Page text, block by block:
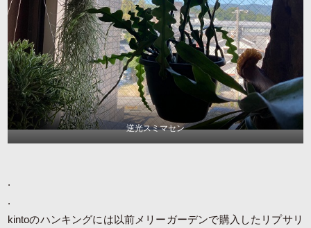
逆光スミマセン
.
.
kintoのハンキングには以前メリーガーデンで購入したリプサリ